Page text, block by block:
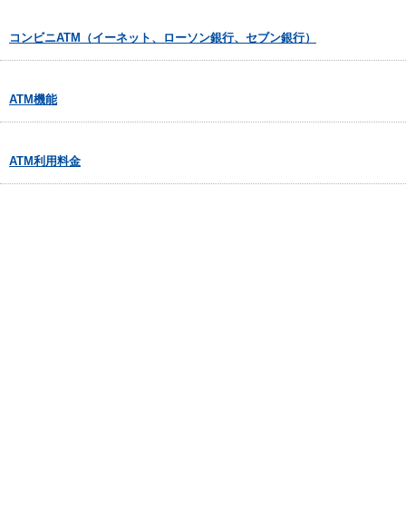
コンビニATM（イーネット、ローソン銀行、セブン銀行）
ATM機能
ATM利用料金